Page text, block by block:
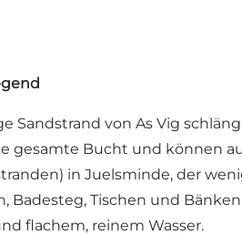
Sandstrand von As Vig
gesamte Bucht und können
in Juelsminde, der
Badesteg, Tischen und
flachem, reinem Wasser.